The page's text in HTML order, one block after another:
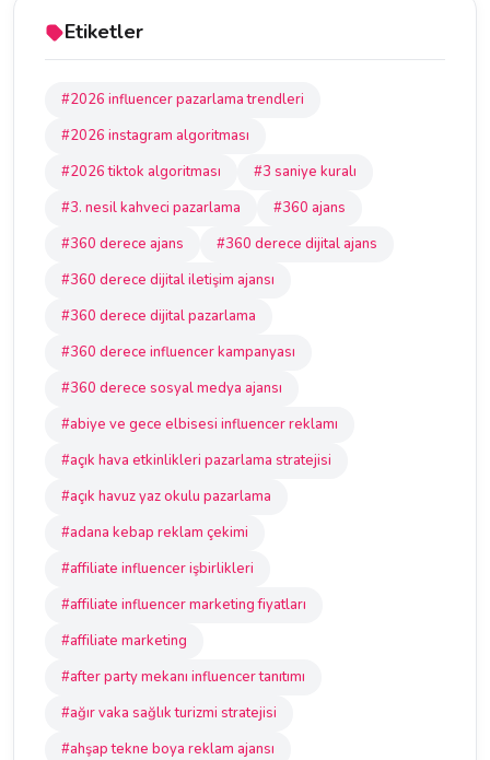
Etiketler
#2026 influencer pazarlama trendleri
#2026 instagram algoritması
#2026 tiktok algoritması
#3 saniye kuralı
#3. nesil kahveci pazarlama
#360 ajans
#360 derece ajans
#360 derece dijital ajans
#360 derece dijital iletişim ajansı
#360 derece dijital pazarlama
#360 derece influencer kampanyası
#360 derece sosyal medya ajansı
#abiye ve gece elbisesi influencer reklamı
#açık hava etkinlikleri pazarlama stratejisi
#açık havuz yaz okulu pazarlama
#adana kebap reklam çekimi
#affiliate influencer işbirlikleri
#affiliate influencer marketing fiyatları
#affiliate marketing
#after party mekanı influencer tanıtımı
#ağır vaka sağlık turizmi stratejisi
#ahşap tekne boya reklam ajansı